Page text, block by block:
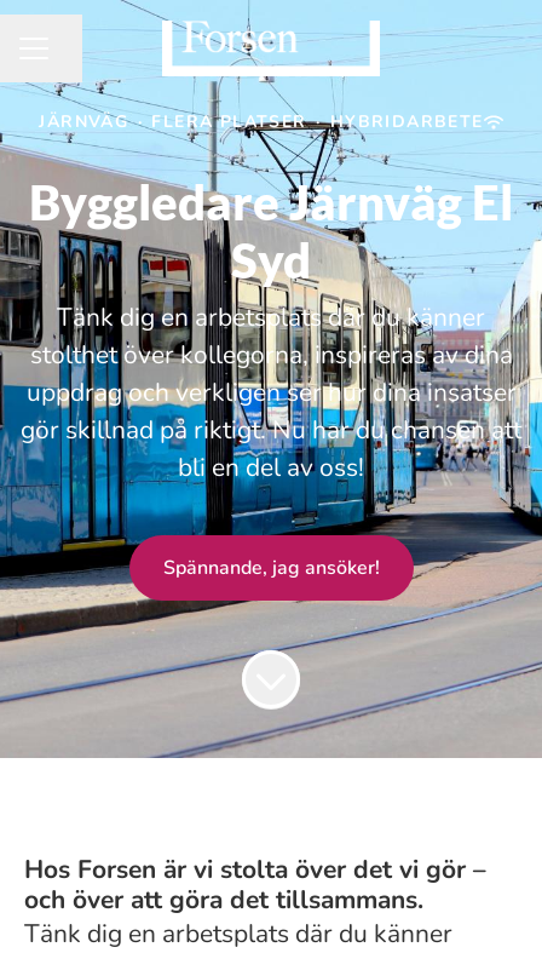
KARRIÄRMENY
Dela sidan
JÄRNVÄG · FLERA PLATSER · HYBRIDARBETE
Byggledare Järnväg El
Syd
Tänk dig en arbetsplats där du känner
stolthet över kollegorna, inspireras av dina
uppdrag och verkligen ser hur dina insatser
gör skillnad på riktigt. Nu har du chansen att
bli en del av oss!
Spännande, jag ansöker!
Hos Forsen är vi stolta över det vi gör –
och över att göra det tillsammans.
Tänk dig en arbetsplats där du känner